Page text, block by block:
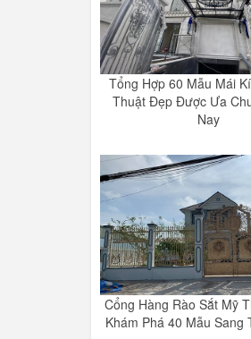
Tổng Hợp 60 Mẫu Mái
Thuật Đẹp Được Ưa
Nay
Cổng Hàng Rào Sắt Mỹ
Khám Phá 40 Mẫu Sang